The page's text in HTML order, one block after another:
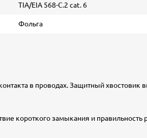
TIA/EIA 568-C.2 cat. 6
Фольга
в проводах. Защитный хвостовик
короткого замыкания и правильность